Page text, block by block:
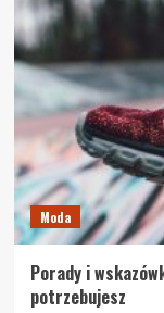
Moda
Porady i
potrzebujesz